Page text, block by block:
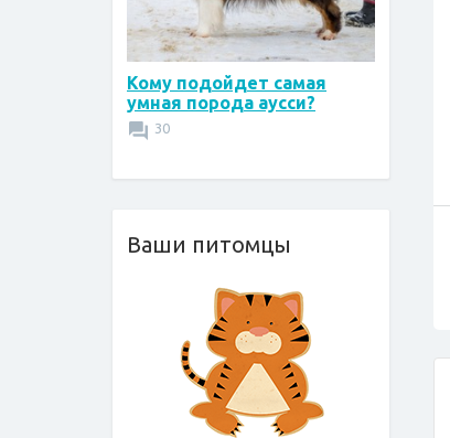
Кому подойдет самая
умная порода аусси?
30
Ваши питомцы